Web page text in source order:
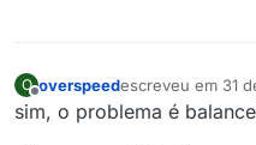
O overspeedescreveu em 31
última edição por
sim, o problema é